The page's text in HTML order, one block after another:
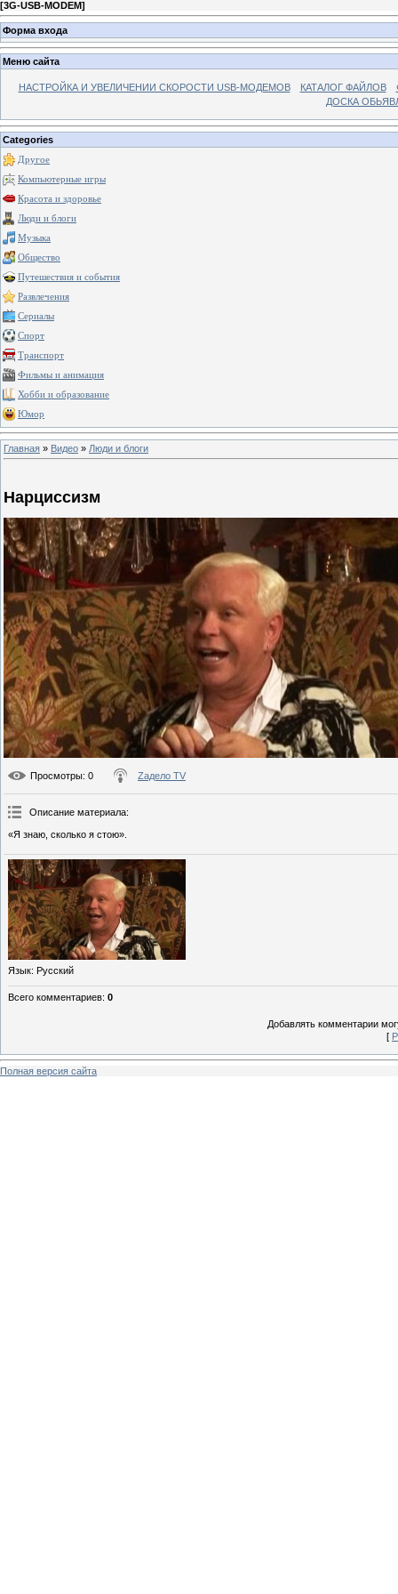
[3G-USB-MODEM]
Форма входа
Меню сайта
НАСТРОЙКА И УВЕЛИЧЕНИИ СКОРОСТИ USB-МОДЕМОВ КАТАЛОГ ФАЙЛОВ
ДОСКА
Categories
Другое
Компьютерные игры
Красота и здоровье
Люди и блоги
Музыка
Общество
Путешествия и события
Развлечения
Сериалы
Спорт
Транспорт
Фильмы и анимация
Хобби и образование
Юмор
Главная » Видео » Люди и блоги
Нарциссизм
Просмотры: 0 Zадело TV
Описание материала:
«Я знаю, сколько я стою».
Язык: Русский
Всего комментариев: 0
Добавлять комментарии
[
Полная версия сайта